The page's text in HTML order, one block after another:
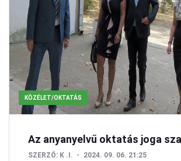
KÖZÉLET/OKTATÁS
Az anyanyelvű oktatás joga
SZERZŐ: K .I. 2024. 09. 06. 21:25